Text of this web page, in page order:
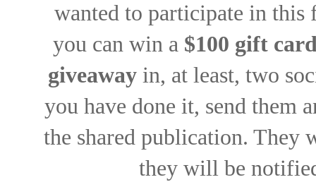
wanted to participate in
you can win a $100 gift
giveaway in, at least, two
you have done it, send them
the shared publication. They
they will be